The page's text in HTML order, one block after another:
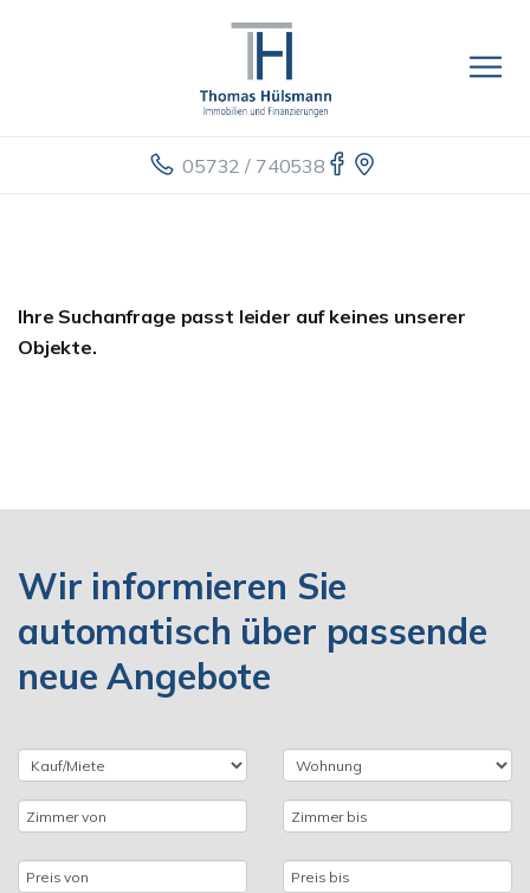
05732 / 740538
Ihre Suchanfrage passt leider auf keines unserer
Objekte.
Wir informieren Sie
automatisch über passende
neue Angebote